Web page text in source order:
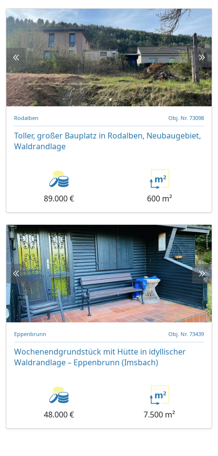
Rodalben Obj. Nr. 73098
Toller, großer Bauplatz in Rodalben, Neubaugebiet,
Waldrandlage
89.000 € 600 m²
Eppenbrunn Obj. Nr. 73439
Wochenendgrundstück mit Hütte in idyllischer
Waldrandlage – Eppenbrunn (Imsbach)
48.000 € 7.500 m²